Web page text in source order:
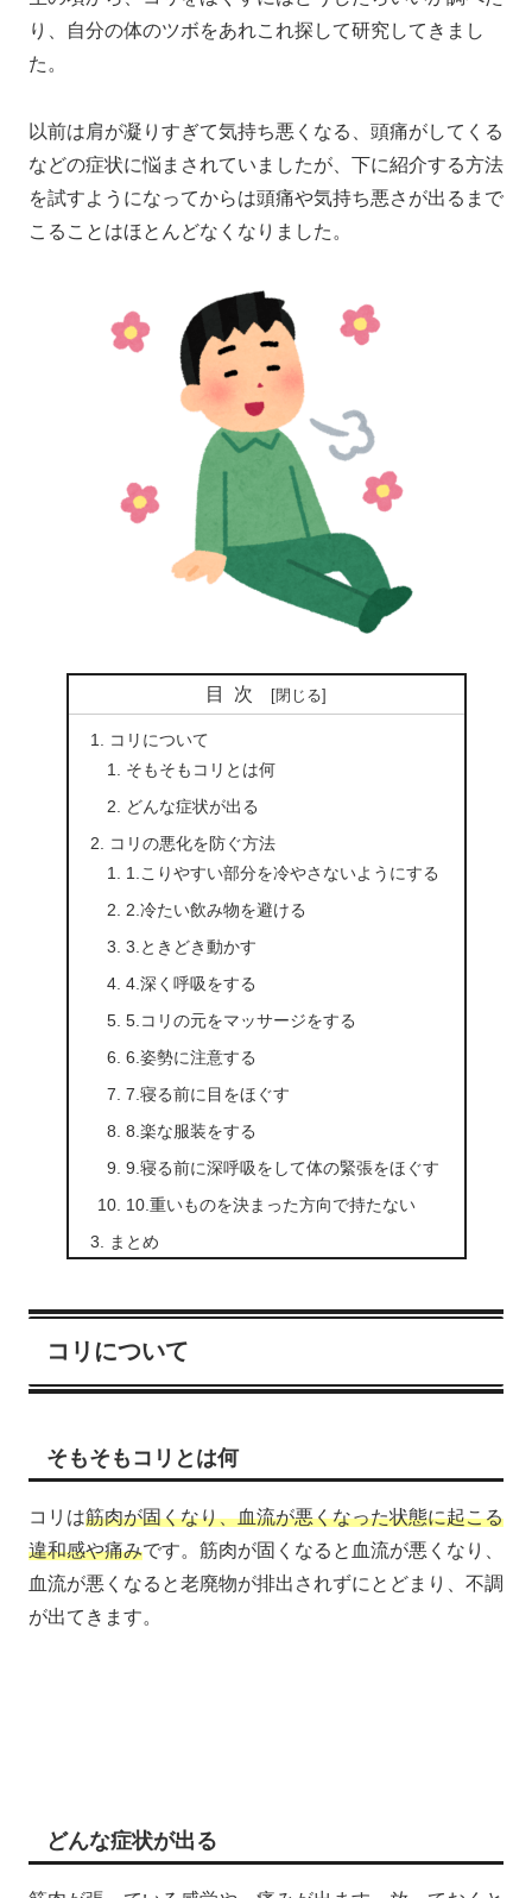
り、自分の体のツボをあれこれ探して研究してきまし
た。
以前は肩が凝りすぎて気持ち悪くなる、頭痛がしてくる
などの症状に悩まされていましたが、下に紹介する方法
を試すようになってからは頭痛や気持ち悪さが出るまで
こることはほとんどなくなりました。
目次
コリについて
そもそもコリとは何
どんな症状が出る
コリの悪化を防ぐ方法
1.こりやすい部分を冷やさないようにする
2.冷たい飲み物を避ける
3.ときどき動かす
4.深く呼吸をする
5.コリの元をマッサージをする
6.姿勢に注意する
7.寝る前に目をほぐす
8.楽な服装をする
9.寝る前に深呼吸をして体の緊張をほぐす
10.重いものを決まった方向で持たない
まとめ
コリについて
そもそもコリとは何
コリは筋肉が固くなり、血流が悪くなった状態に起こる
違和感や痛みです。筋肉が固くなると血流が悪くなり、
血流が悪くなると老廃物が排出されずにとどまり、不調
が出てきます。
どんな症状が出る